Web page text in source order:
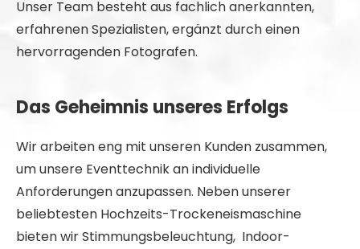
Unser Team besteht aus fachlich anerkannten,
erfahrenen Spezialisten, ergänzt durch einen
hervorragenden Fotografen.
Das Geheimnis unseres Erfolgs
Wir arbeiten eng mit unseren Kunden zusammen,
um unsere Eventtechnik an individuelle
Anforderungen anzupassen. Neben unserer
beliebtesten Hochzeits-Trockeneismaschine
bieten wir Stimmungsbeleuchtung, Indoor-